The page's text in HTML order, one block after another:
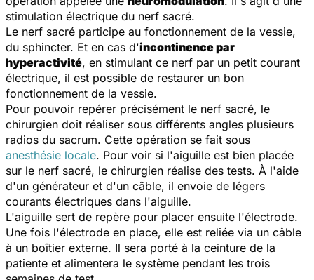
stimulation électrique du nerf sacré.
Le nerf sacré participe au fonctionnement de la vessie,
du sphincter. Et en cas d'incontinence par
hyperactivité, en stimulant ce nerf par un petit courant
électrique, il est possible de restaurer un bon
fonctionnement de la vessie.
Pour pouvoir repérer précisément le nerf sacré, le
chirurgien doit réaliser sous différents angles plusieurs
radios du sacrum. Cette opération se fait sous
anesthésie locale. Pour voir si l'aiguille est bien placée
sur le nerf sacré, le chirurgien réalise des tests. À l'aide
d'un générateur et d'un câble, il envoie de légers
courants électriques dans l'aiguille.
L'aiguille sert de repère pour placer ensuite l'électrode.
Une fois l'électrode en place, elle est reliée via un câble
à un boîtier externe. Il sera porté à la ceinture de la
patiente et alimentera le système pendant les trois